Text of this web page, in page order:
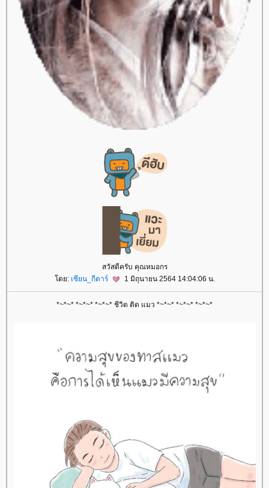
สวัสดีครับ คุณหมอกร
ดย: เซียน_กีตาร์ 1 มิถุนายน 2564 14:04:06 น.
*~*~* *~*~* *~*~* ชีวิต ติด แมว *~*~* *~*~* *~*~*